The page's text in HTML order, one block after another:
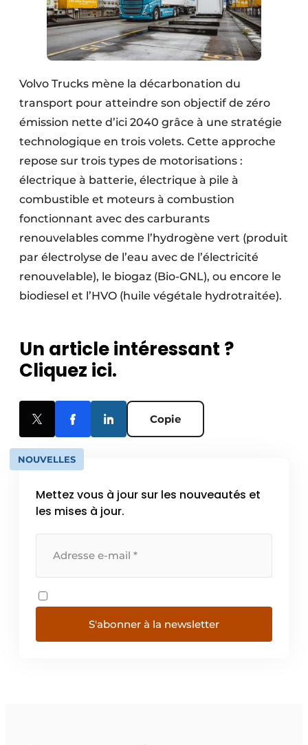
Volvo Trucks mène la décarbonation du
transport pour atteindre son objectif de zéro
émission nette d’ici 2040 grâce à une stratégie
technologique en trois volets. Cette approche
repose sur trois types de motorisations :
électrique à batterie, électrique à pile à
combustible et moteurs à combustion
fonctionnant avec des carburants
renouvelables comme l’hydrogène vert (produit
par électrolyse de l’eau avec de l’électricité
renouvelable), le biogaz (Bio-GNL), ou encore le
biodiesel et l’HVO (huile végétale hydrotraitée).
Un article intéressant ?
Cliquez ici.
Copie
NOUVELLES
Mettez vous à jour sur les nouveautés et
les mises à jour.
S'abonner à la newsletter